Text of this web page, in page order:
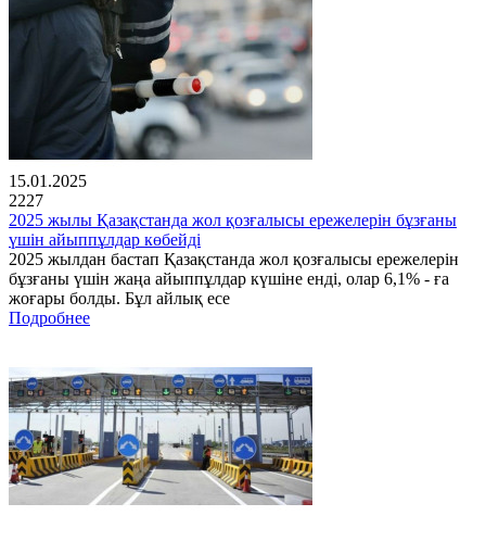
15.01.2025
2227
2025 жылы Қазақстанда жол қозғалысы ережелерін бұзғаны
үшін айыппұлдар көбейді
2025 жылдан бастап Қазақстанда жол қозғалысы ережелерін
бұзғаны үшін жаңа айыппұлдар күшіне енді, олар 6,1% - ға
жоғары болды. Бұл айлық есе
Подробнее